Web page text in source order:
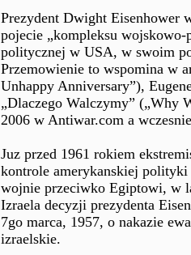
Prezydent Dwight Eisenhower
pojecie „kompleksu
politycznej w USA, w swoim
Przemowienie to wspomina w
Unhappy Anniversary”),
„Dlaczego Walczymy” („Why
2006 w Antiwar.com a
Juz przed 1961 rokiem
kontrole amerykanskiej
wojnie przeciwko Egiptowi, w
Izraela decyzji prezydenta
7go marca, 1957, o nakazie
izraelskie.